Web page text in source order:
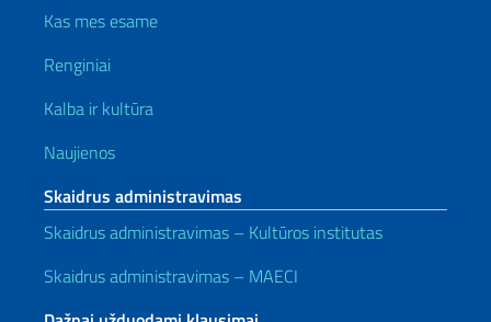
Kas mes esame
Renginiai
Kalba ir kultūra
Naujienos
Skaidrus administravimas
Skaidrus administravimas – Kultūros institutas
Skaidrus administravimas – MAECI